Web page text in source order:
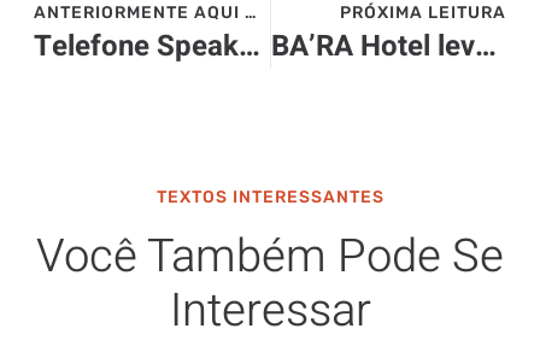
ANTERIORMENTE AQUI NO SITE>>>
Telefone Speakeasy terá programação especial para o mês de fevereiro
PRÓXIMA LEITURA
BA’RA Hotel leva Carnaval de diferentes partes do país a João Pessoa
TEXTOS INTERESSANTES
Você Também Pode Se
Interessar